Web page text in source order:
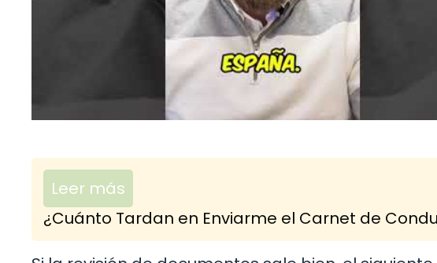
Leer más
¿Cuánto Tardan en Enviarme el Carnet de